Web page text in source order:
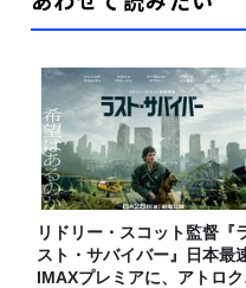
リドリー・スコット監督『
スト・サバイバー』日本最
IMAXプレミアに、アトロク